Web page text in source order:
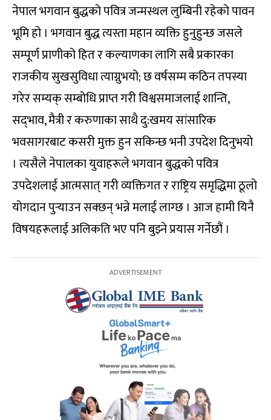
नेपाल भगवान बुद्धको पवित्र जन्मस्थल लुम्बिनी रहेको पावन
भूमि हो । भगवान बुद्ध त्यस्ता महान व्यक्ति हुनुहुन्छ जसले
सम्पूर्ण प्राणीको हित र कल्याणका लागि सबै प्रकारका
राजकीय सुखसुविधा त्याग्नुभयो; छ वर्षसम्म कठिन तपस्या
गरेर सम्यक् सम्बोधि प्राप्त गरी विश्वसमाजलाई शान्ति,
सद्‌भाव, मैत्री र करुणाका साथै दु:खमय सांसारिक
भवसागरबाट कसरी मुक्त हुन सकिन्छ भनी उपदेश दिनुभयो
। त्यसैले नेपालका युवाहरूले भगवान बुद्धको पवित्र
उपदेशलाई आत्मसात् गरी व्यक्तिगत र राष्ट्रिय समृद्धिमा ठूलो
योगदान पुर्‍याउन सक्छन् भन्ने मलाई लाग्छ । आज हामी यिनै
विषयहरूलाई अलिकति भए पनि बुझ्ने प्रयास गर्नेछौं ।